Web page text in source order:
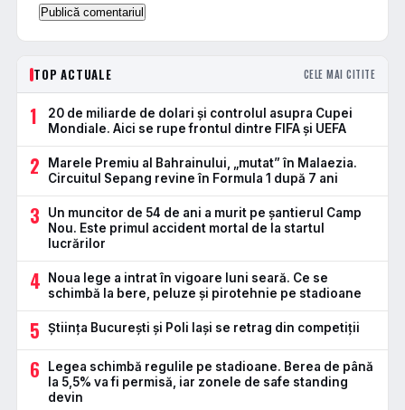
TOP ACTUALE CELE MAI CITITE
1
20 de miliarde de dolari și controlul asupra Cupei
Mondiale. Aici se rupe frontul dintre FIFA și UEFA
2
Marele Premiu al Bahrainului, „mutat” în Malaezia.
Circuitul Sepang revine în Formula 1 după 7 ani
3
Un muncitor de 54 de ani a murit pe șantierul Camp
Nou. Este primul accident mortal de la startul
lucrărilor
4
Noua lege a intrat în vigoare luni seară. Ce se
schimbă la bere, peluze și pirotehnie pe stadioane
5 Știința București și Poli Iași se retrag din competiții
6
Legea schimbă regulile pe stadioane. Berea de până
la 5,5% va fi permisă, iar zonele de safe standing
devin